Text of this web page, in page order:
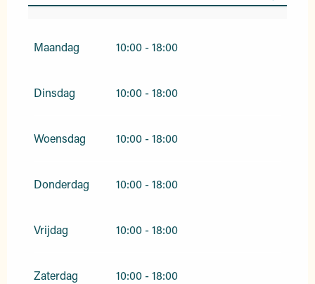
Maandag 10:00 - 18:00
Dinsdag 10:00 - 18:00
Woensdag 10:00 - 18:00
Donderdag 10:00 - 18:00
Vrijdag 10:00 - 18:00
Zaterdag 10:00 - 18:00